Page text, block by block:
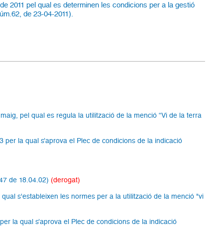
2011 pel qual es determinen les condicions per a la gestió
de 23-04-2011).
pel qual es regula la utilització de la menció “Vi de la terra
per la qual s’aprova el Plec de condicions de la indicació
de 18.04.02) (derogat)
s'estableixen les normes per a la utilització de la menció "vi
la qual s’aprova el Plec de condicions de la indicació